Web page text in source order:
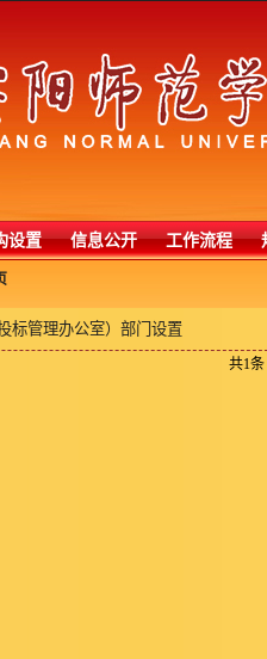
设置 信息公开 工作流程
标管理办公室）部门设置
共1条